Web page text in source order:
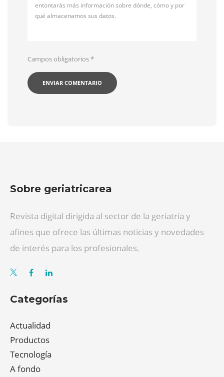
entontarás más información sobre dónde, cómo y por
qué almacenamos sus datos.
Campos obligatorios*
Sobre geriatricarea
Revista digital dirigida al sector de la geriatría y
afines que ofrece las últimas noticias y novedades
de interés para los profesionales.
Categorías
Actualidad
Productos
Tecnología
A fondo